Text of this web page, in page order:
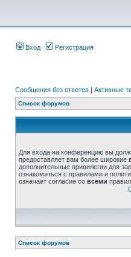
Вход Регистрация
Сообщения без ответов | Активные
Список форумов
Для входа на конференцию вы
предоставляет вам более широкие
дополнительные привилегии для
ознакомиться с правилами и
означает согласие со всеми
Список форумов